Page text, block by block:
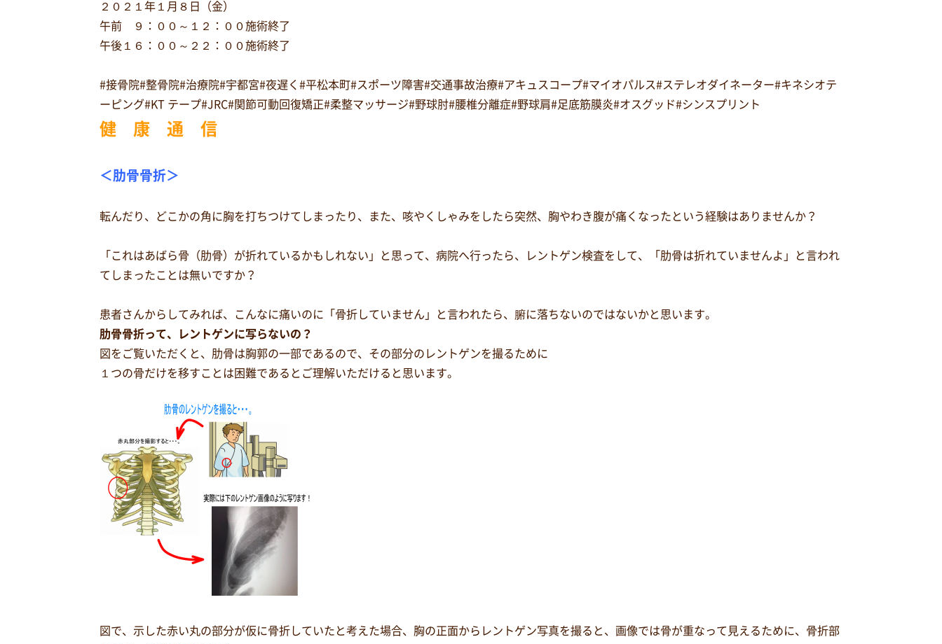
２０２１年１月８日（金）
午前 ９：００～１２：００施術終了
午後１６：００～２２：００施術終了
#接骨院#整骨院#治療院#宇都宮#夜遅く#平松本町#スポーツ障害#交通事故治療#アキュスコープ#マイオパルス#ステレオダイネーター#キネシオテ
ーピング#KT テープ#JRC#関節可動回復矯正#柔整マッサージ#野球肘#腰椎分離症#野球肩#足底筋膜炎#オスグッド#シンスプリント
健 康 通 信
＜肋骨骨折＞
転んだり、どこかの角に胸を打ちつけてしまったり、また、咳やくしゃみをしたら突然、胸やわき腹が痛くなったという経験はありませんか？
「これはあばら骨（肋骨）が折れているかもしれない」と思って、病院へ行ったら、レントゲン検査をして、「肋骨は折れていませんよ」と言われ
てしまったことは無いですか？
患者さんからしてみれば、こんなに痛いのに「骨折していません」と言われたら、腑に落ちないのではないかと思います。
肋骨骨折って、レントゲンに写らないの？
図をご覧いただくと、肋骨は胸郭の一部であるので、その部分のレントゲンを撮るために
１つの骨だけを移すことは困難であるとご理解いただけると思います。
図で、示した赤い丸の部分が仮に骨折していたと考えた場合、胸の正面からレントゲン写真を撮ると、画像では骨が重なって見えるために、骨折部